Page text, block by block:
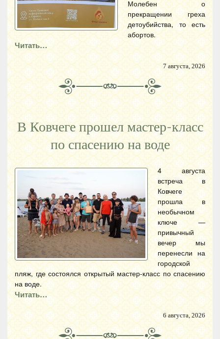
Молебен о
прекращении греха
детоубийства, то есть
абортов.
Читать…
7 августа, 2026
В Ковчеге прошел мастер-класс
по спасению на воде
4 августа
встреча в
Ковчеге
прошла в
необычном
ключе —
привычный
вечер мы
перенесли на
городской
пляж, где состоялся открытый мастер-класс по спасению
на воде.
Читать…
6 августа, 2026